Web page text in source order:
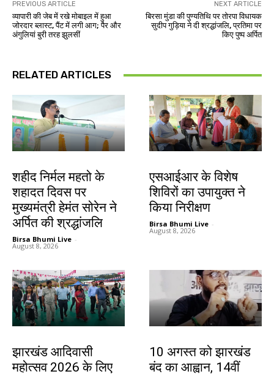
PREVIOUS ARTICLE
व्यापारी की जेब में रखे मोबाइल में हुआ
जोरदार ब्लास्ट, पैंट में लगी आग; पैर और
अंगुलियां बुरी तरह झुलसीं
NEXT ARTICLE
बिरसा मुंडा की पुण्यतिथि पर तोरपा विधायक
सुदीप गुड़िया ने दी श्रद्धांजलि, प्रतिमा पर
किए पुष्प अर्पित
RELATED ARTICLES
शहीद निर्मल महतो के
शहादत दिवस पर
मुख्यमंत्री हेमंत सोरेन ने
अर्पित की श्रद्धांजलि
Birsa Bhumi Live -
August 8, 2026
एसआईआर के विशेष
शिविरों का उपायुक्त ने
किया निरीक्षण
Birsa Bhumi Live -
August 8, 2026
झारखंड आदिवासी
महोत्सव 2026 के लिए
10 अगस्त को झारखंड
बंद का आह्वान, 14वीं